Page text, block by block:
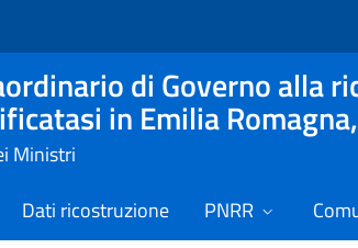
di Governo alla
in Emilia
Ministri
Dati ricostruzione PNRR